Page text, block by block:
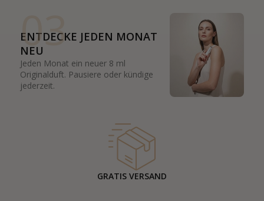
03
ENTDECKE JEDEN MONAT
NEU
Jeden Monat ein neuer 8 ml
Originalduft. Pausiere oder kündige
jederzeit.
GRATIS VERSAND